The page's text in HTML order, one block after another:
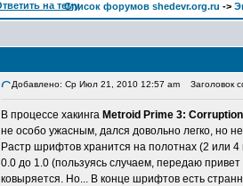
Список форумов shedevr.org.ru ->
Добавлено: Ср Июл 21, 2010 12:57 am Заголовок
В процессе хакинга Metroid Prime 3: Corruption
не особо ужасным, дался довольно легко, но
Растр шрифтов хранится на полотнах (2 или
0.0 до 1.0 (пользуясь случаем, передаю
ковыряется. Но... В конце шрифтов есть